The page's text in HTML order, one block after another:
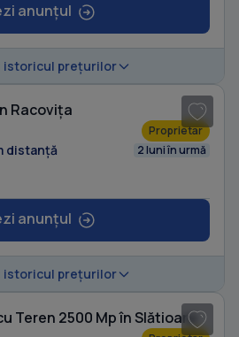
anunțul
istoricul prețurilor
Racovița
Proprietar
distanță 2 luni în urmă
anunțul
istoricul prețurilor
Teren 2500 Mp în Slătioara